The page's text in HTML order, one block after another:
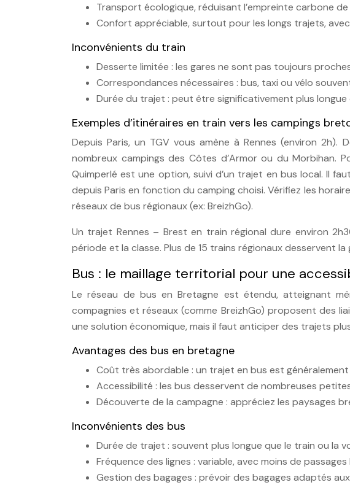
Transport écologique, réduisant l’empreinte carbone
Confort appréciable, surtout pour les longs trajets,
Inconvénients du train
Desserte limitée : les gares ne sont pas toujours
Correspondances nécessaires : bus, taxi ou vélo
Durée du trajet : peut être significativement plus longue
Exemples d’itinéraires en train vers les campings
Depuis Paris, un TGV vous amène à Rennes (environ
nombreux campings des Côtes d’Armor ou du Morbihan.
Quimperlé est une option, suivi d’un trajet en bus local. Il
depuis Paris en fonction du camping choisi. Vérifiez les
réseaux de bus régionaux (ex: BreizhGo).
Un trajet Rennes – Brest en train régional dure environ
période et la classe. Plus de 15 trains régionaux desservent
Bus : le maillage territorial pour une
Le réseau de bus en Bretagne est étendu, atteignant
compagnies et réseaux (comme BreizhGo) proposent des
une solution économique, mais il faut anticiper des trajets
Avantages des bus en bretagne
Coût très abordable : un trajet en bus est
Accessibilité : les bus desservent de nombreuses
Découverte de la campagne : appréciez les paysages
Inconvénients des bus
Durée de trajet : souvent plus longue que le train ou la
Fréquence des lignes : variable, avec moins de
Gestion des bagages : prévoir des bagages adaptés